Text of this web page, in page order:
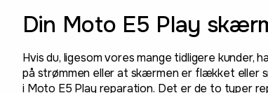
Din Moto E5 Play
Hvis du, ligesom vores mange tidligere kunder,
på strømmen eller at skærmen er flækket eller
i Moto E5 Play reparation. Det er de to typer